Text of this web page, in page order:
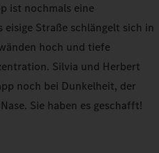
ist nochmals eine
Straße schlängelt sich in
hoch und tiefe
Silvia und Herbert
noch bei Dunkelheit, der
Sie haben es geschafft!